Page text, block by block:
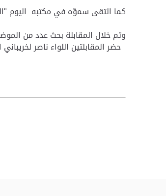
كما التقى سموّه في مكتبه اليوم
وتم خلال المقابلة بحث عدد من
حضر المقابلتين اللواء ناصر